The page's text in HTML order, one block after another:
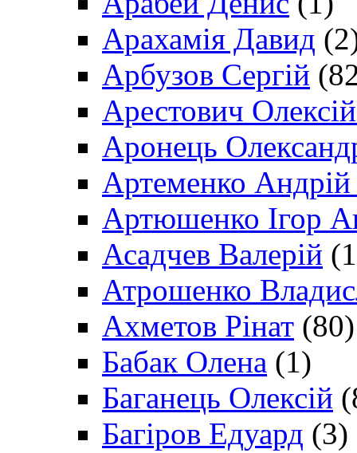
Арахамія Давид
Арбузов Сергій
Арестович
Аронець
Артеменко Андрій
Артюшенко Ігор
Асадчев Валерій
Атрошенко
Ахметов Рінат (80)
Бабак Олена (1)
Баганець Олексій
Багіров Едуард (3)